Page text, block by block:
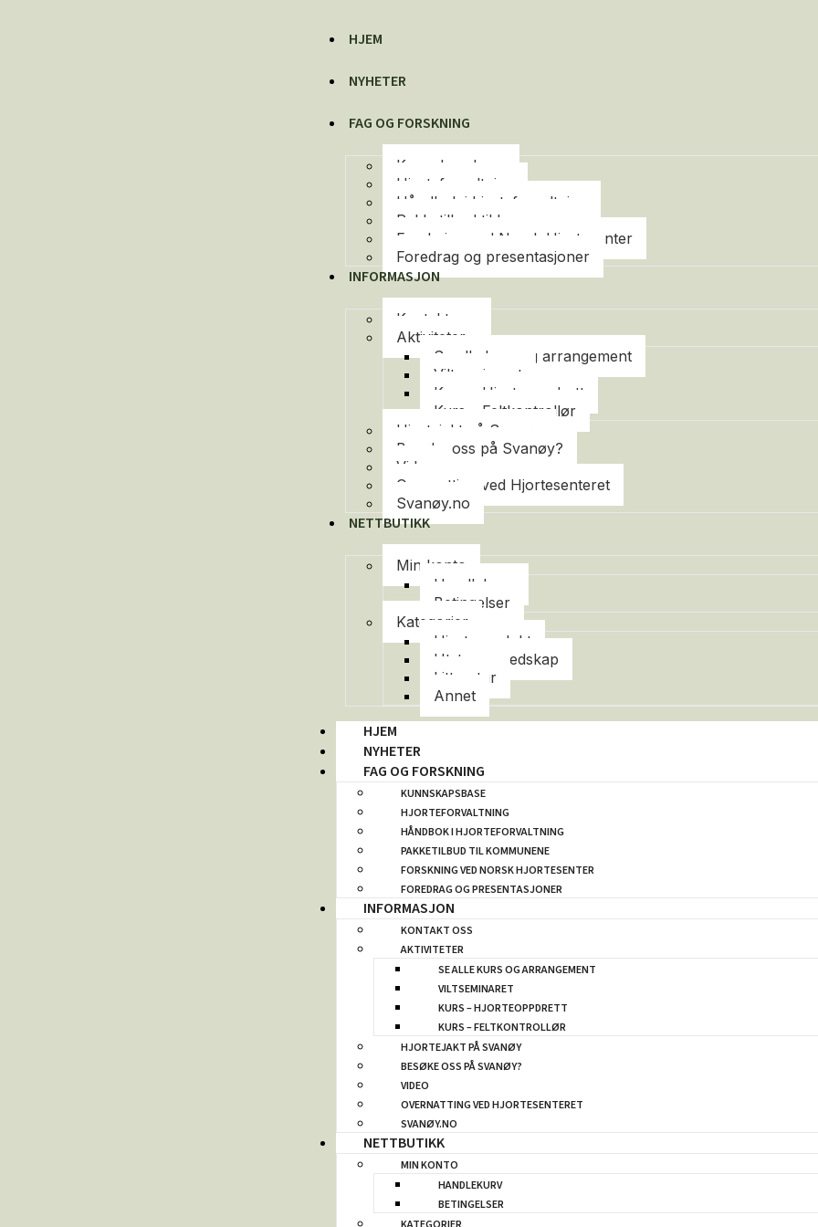
HJEM
NYHETER
FAG OG FORSKNING
Kunnskapsbase
Hjorteforvaltning
Håndbok i hjorteforvaltning
Pakketilbud til kommunene
Forskning ved Norsk Hjortesenter
Foredrag og presentasjoner
INFORMASJON
Kontakt oss
Aktiviteter
Se alle kurs og arrangement
Viltseminaret
Kurs – Hjorteoppdrett
Kurs – Feltkontrollør
Hjortejakt på Svanøy
Besøke oss på Svanøy?
Video
Overnatting ved Hjortesenteret
Svanøy.no
NETTBUTIKK
Min konto
Handlekurv
Betingelser
Kategorier
Hjorteprodukt
Utstyr og redskap
Litteratur
Annet
HJEM
NYHETER
FAG OG FORSKNING
KUNNSKAPSBASE
HJORTEFORVALTNING
HÅNDBOK I HJORTEFORVALTNING
PAKKETILBUD TIL KOMMUNENE
FORSKNING VED NORSK HJORTESENTER
FOREDRAG OG PRESENTASJONER
INFORMASJON
KONTAKT OSS
AKTIVITETER
SE ALLE KURS OG ARRANGEMENT
VILTSEMINARET
KURS – HJORTEOPPDRETT
KURS – FELTKONTROLLØR
HJORTEJAKT PÅ SVANØY
BESØKE OSS PÅ SVANØY?
VIDEO
OVERNATTING VED HJORTESENTERET
SVANØY.NO
NETTBUTIKK
MIN KONTO
HANDLEKURV
BETINGELSER